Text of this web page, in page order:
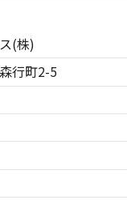
(株)
行町2-5